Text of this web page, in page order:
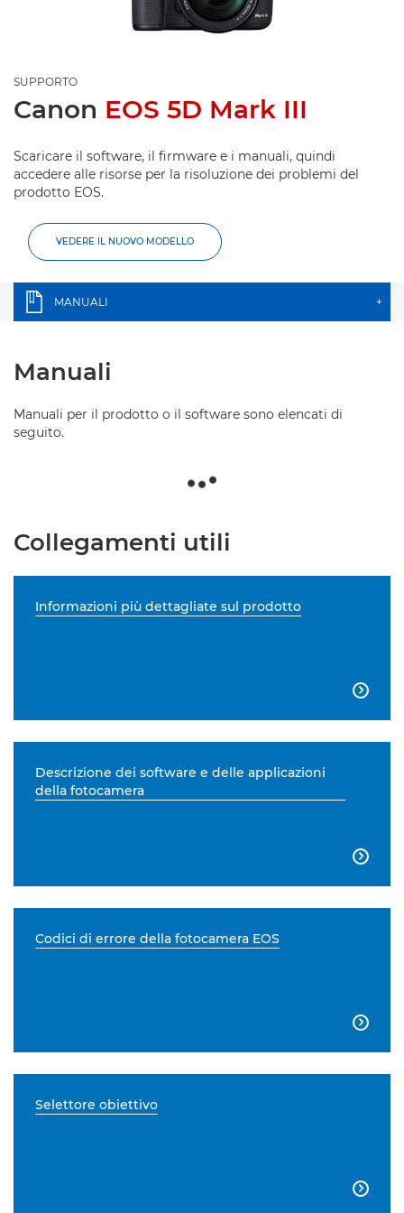
SUPPORTO
Canon EOS 5D Mark III
Scaricare il software, il firmware e i manuali, quindi
accedere alle risorse per la risoluzione dei problemi del
prodotto EOS.
VEDERE IL NUOVO MODELLO
MANUALI +
Manuali
Manuali per il prodotto o il software sono elencati di
seguito.
Collegamenti utili
Informazioni più dettagliate sul prodotto

Descrizione dei software e delle applicazioni
della fotocamera

Codici di errore della fotocamera EOS

Selettore obiettivo
